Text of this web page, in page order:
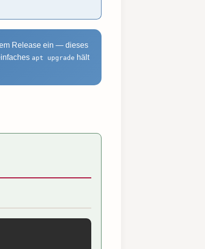
Release ein — dieses
apt upgrade hält